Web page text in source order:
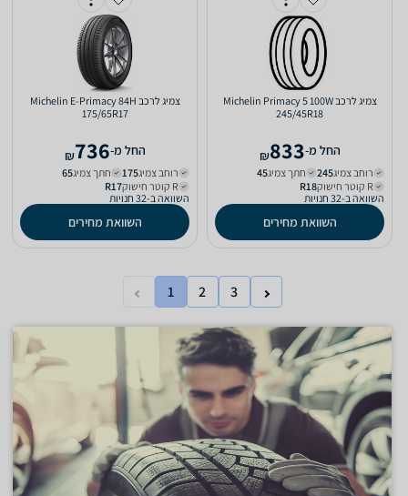
צמיג לרכב Michelin Primacy 5 100W
245/45R18
‫החל מ-833
₪
רוחב צמיג245‏ חתך צמיג45‏
R קוטר חישוק
R18‏
השוואה ב-32 חנויות
השוואת מחירים
צמיג לרכב Michelin E-Primacy 84H
175/65R17
‫החל מ-736
₪
רוחב צמיג175‏ חתך צמיג65‏
R קוטר חישוק
R17‏
השוואה ב-32 חנויות
השוואת מחירים
1 2 3